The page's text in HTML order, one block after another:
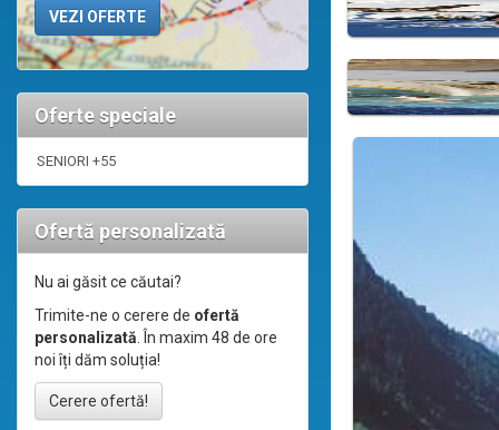
Oferte speciale
SENIORI +55
Ofertă personalizată
Nu ai găsit ce căutai?
Trimite-ne o cerere de ofertă
personalizată. În maxim 48 de ore
noi îți dăm soluția!
Cerere ofertă!